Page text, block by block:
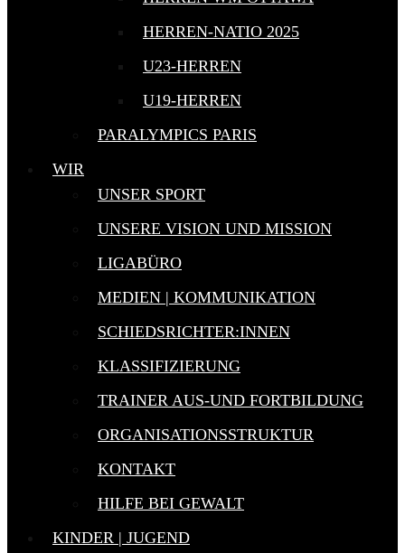
HERREN-NATIO 2025
U23-HERREN
U19-HERREN
PARALYMPICS PARIS
WIR
UNSER SPORT
UNSERE VISION UND MISSION
LIGABÜRO
MEDIEN | KOMMUNIKATION
SCHIEDSRICHTER:INNEN
KLASSIFIZIERUNG
TRAINER AUS-UND FORTBILDUNG
ORGANISATIONSSTRUKTUR
KONTAKT
HILFE BEI GEWALT
KINDER | JUGEND